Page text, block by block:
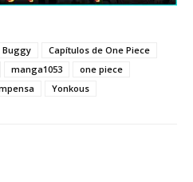
Buggy
Capítulos de One Piece
manga1053
one piece
Yonkous